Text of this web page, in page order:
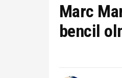
Marc
bencil